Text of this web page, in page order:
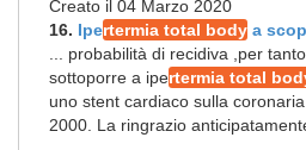
Creato il 04 Marzo 2020
16. Ipertermia total body a
... probabilità di recidiva ,per
sottoporre a ipertermia total
uno stent cardiaco sulla
2000. La ringrazio